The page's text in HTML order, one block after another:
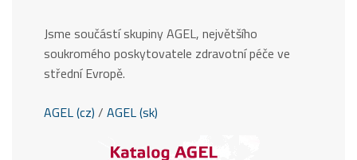
Jsme součástí skupiny AGEL, největšího
soukromého poskytovatele zdravotní péče ve
střední Evropě.
AGEL (cz) / AGEL (sk)